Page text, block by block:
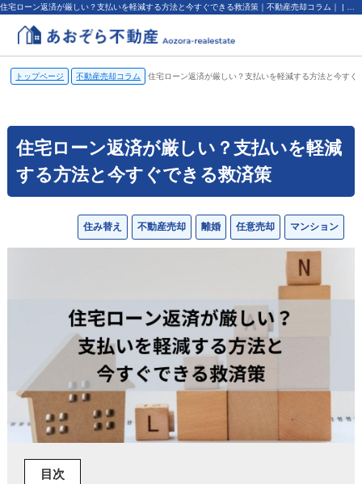
トップページ 不動産売却コラム 住宅ローン返済が厳しい？支払いを軽減する方法と今すぐ
住宅ローン返済が厳しい？支払いを軽減
する方法と今すぐできる救済策
住み替え 不動産売却 離婚 任意売却 マンション
目次